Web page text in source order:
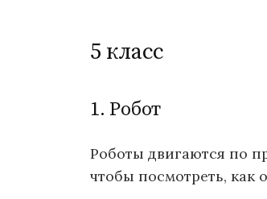
5 класс
1. Робот
Роботы двигаются по
чтобы посмотреть, как